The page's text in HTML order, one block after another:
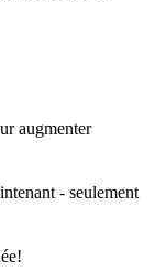
augmenter
- seulement